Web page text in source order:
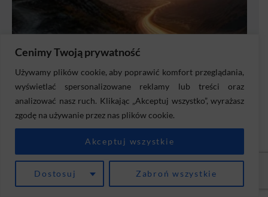
Cenimy Twoją prywatność
Używamy plików cookie, aby poprawić komfort przeglądania,
wyświetlać spersonalizowane reklamy lub treści oraz
analizować nasz ruch. Klikając „Akceptuj wszystko”, wyrażasz
zgodę na używanie przez nas plików cookie.
Dostosuj Zabroń wszystkie
Akceptuj wszystkie
BIZNES I ZARZĄDZANIE
ORGANIZACJA PRACY
PLANOWANIE STRATEGICZNE
ZARZĄDZANIE PROJEKTAMI